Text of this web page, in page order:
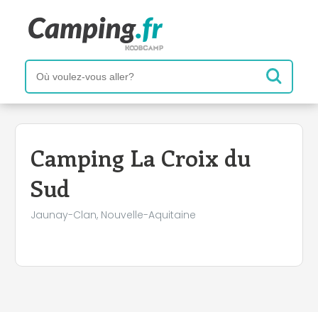
Camping La Croix du
Sud
Jaunay-Clan, Nouvelle-Aquitaine
+